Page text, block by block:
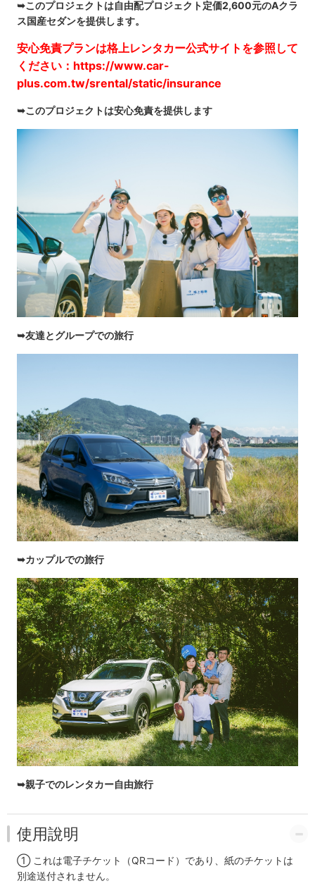
➥このプロジェクトは自由配プロジェクト定価2,600元のAクラ
ス国産セダンを提供します。
安心免責プランは格上レンタカー公式サイトを参照して
ください： https://www.car-
plus.com.tw/srental/static/insurance
➥このプロジェクトは安心免責を提供します
➥友達とグループでの旅行
➥カップルでの旅行
➥親子でのレンタカー自由旅行
使用說明
① これは電子チケット（QRコード）であり、紙のチケットは
別途送付されません。